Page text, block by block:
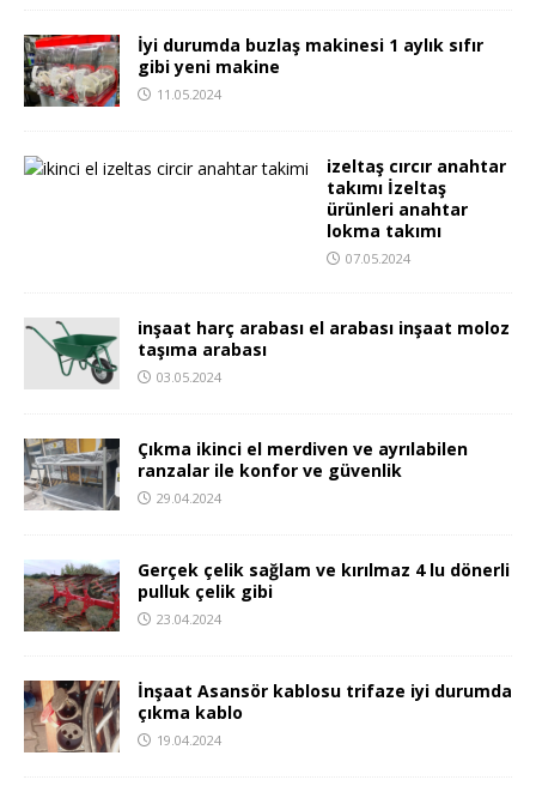
İyi durumda buzlaş makinesi 1 aylık sıfır
gibi yeni makine
11.05.2024
izeltaş cırcır anahtar
takımı İzeltaş
ürünleri anahtar
lokma takımı
07.05.2024
inşaat harç arabası el arabası inşaat moloz
taşıma arabası
03.05.2024
Çıkma ikinci el merdiven ve ayrılabilen
ranzalar ile konfor ve güvenlik
29.04.2024
Gerçek çelik sağlam ve kırılmaz 4 lu dönerli
pulluk çelik gibi
23.04.2024
İnşaat Asansör kablosu trifaze iyi durumda
çıkma kablo
19.04.2024